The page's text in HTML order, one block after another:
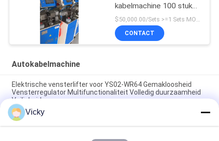
kabelmachine 100 stuks
per uur, diameter 1-2,5
mm
CONTACT
Autokabelmachine
Elektrische vensterlifter voor YS02-WR64 Gemakloosheid
Vensterregulator Multifunctionaliteit Volledig duurzaamheid
Veiligheid
Automobiele vensterregelaar Voor Mitsubishi Auto F/R
Vensterlifter Regulator
Vicky